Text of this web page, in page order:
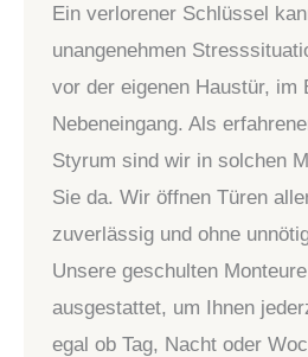
Ein verlorener Schlüssel
unangenehmen
vor der eigenen Haustür, im
Nebeneingang. Als
Styrum sind wir in solchen
Sie da. Wir öffnen Türen
zuverlässig und ohne
Unsere geschulten
ausgestattet, um Ihnen
egal ob Tag, Nacht oder